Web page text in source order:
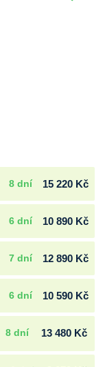
8 dní 15 220 Kč
6 dní 10 890 Kč
7 dní 12 890 Kč
6 dní 10 590 Kč
8 dní 13 480 Kč